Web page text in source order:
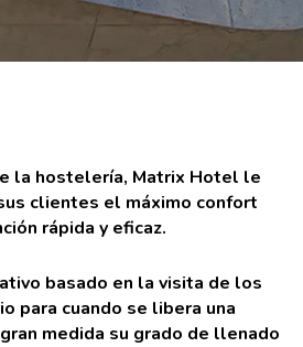
la hostelería, Matrix Hotel le
clientes el máximo confort
rápida y eficaz.
basado en la visita de los
para cuando se libera una
medida su grado de llenado